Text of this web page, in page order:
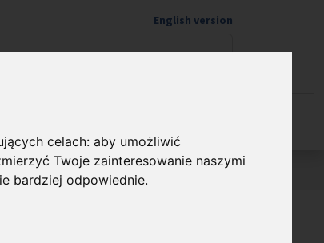
celach:aby umożliwić
Twoje zainteresowanie naszymi
bardziej odpowiednie.
English version